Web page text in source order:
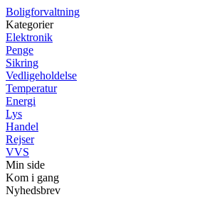
Boligforvaltning
Kategorier
Elektronik
Penge
Sikring
Vedligeholdelse
Temperatur
Energi
Lys
Handel
Rejser
VVS
Min side
Kom i gang
Nyhedsbrev